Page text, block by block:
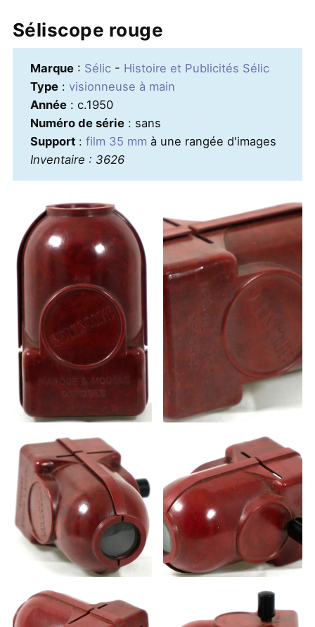
Séliscope rouge
Marque: Sélic- Histoire et Publicités Sélic
Type: visionneuse à main
Année: c.1950
Numéro de série: sans
Support: film 35 mm à une rangée d'images
Inventaire : 3626